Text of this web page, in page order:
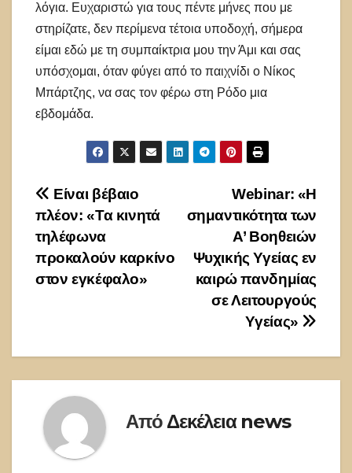
λόγια. Ευχαριστώ για τους πέντε μήνες που με
στηρίζατε, δεν περίμενα τέτοια υποδοχή, σήμερα
είμαι εδώ με τη συμπαίκτρια μου την Άμι και σας
υπόσχομαι, όταν φύγει από το παιχνίδι ο Νίκος
Μπάρτζης, να σας τον φέρω στη Ρόδο μια
εβδομάδα.
Πλοήγηση
άρθρων
Webinar: «Η
σημαντικότητα των
Α’ Βοηθειών
Ψυχικής Υγείας εν
καιρώ πανδημίας
σε Λειτουργούς
Υγείας»
Είναι βέβαιο
πλέον: «Τα κινητά
τηλέφωνα
προκαλούν καρκίνο
στον εγκέφαλο»
Από Δεκέλεια news